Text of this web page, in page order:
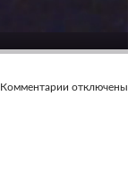
Комментарии отключены